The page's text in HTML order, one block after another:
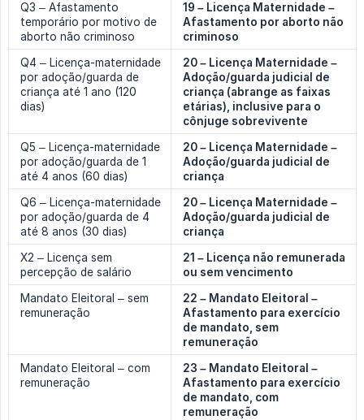
Q3 – Afastamento
temporário por motivo de
aborto não criminoso
19 – Licença Maternidade –
Afastamento por aborto não
criminoso
Q4 – Licença-maternidade
por adoção/guarda de
criança até 1 ano (120
dias)
20 – Licença Maternidade –
Adoção/guarda judicial de
criança (abrange as faixas
etárias), inclusive para o
cônjuge sobrevivente
Q5 – Licença-maternidade
por adoção/guarda de 1
até 4 anos (60 dias)
20 – Licença Maternidade –
Adoção/guarda judicial de
criança
Q6 – Licença-maternidade
por adoção/guarda de 4
até 8 anos (30 dias)
20 – Licença Maternidade –
Adoção/guarda judicial de
criança
X2 – Licença sem
percepção de salário
21 – Licença não remunerada
ou sem vencimento
Mandato Eleitoral – sem
remuneração
22 – Mandato Eleitoral –
Afastamento para exercício
de mandato, sem
remuneração
Mandato Eleitoral – com
remuneração
23 – Mandato Eleitoral –
Afastamento para exercício
de mandato, com
remuneração